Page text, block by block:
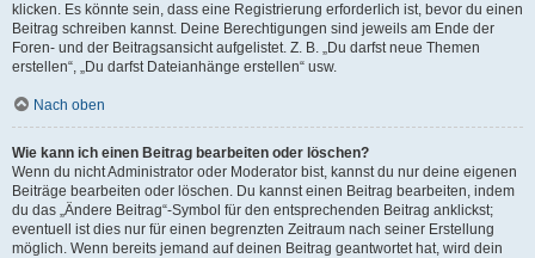
klicken. Es könnte sein, dass eine Registrierung erforderlich ist, bevor du einen
Beitrag schreiben kannst. Deine Berechtigungen sind jeweils am Ende der
Foren- und der Beitragsansicht aufgelistet. Z. B. „Du darfst neue Themen
erstellen“, „Du darfst Dateianhänge erstellen“ usw.
Nach oben
Wie kann ich einen Beitrag bearbeiten oder löschen?
Wenn du nicht Administrator oder Moderator bist, kannst du nur deine eigenen
Beiträge bearbeiten oder löschen. Du kannst einen Beitrag bearbeiten, indem
du das „Ändere Beitrag“-Symbol für den entsprechenden Beitrag anklickst;
eventuell ist dies nur für einen begrenzten Zeitraum nach seiner Erstellung
möglich. Wenn bereits jemand auf deinen Beitrag geantwortet hat, wird dein